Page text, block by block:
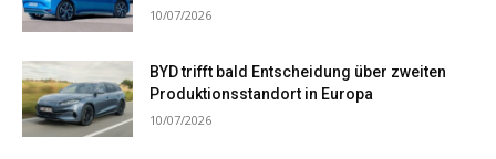
10/07/2026
BYD trifft bald Entscheidung über zweiten
Produktionsstandort in Europa
10/07/2026